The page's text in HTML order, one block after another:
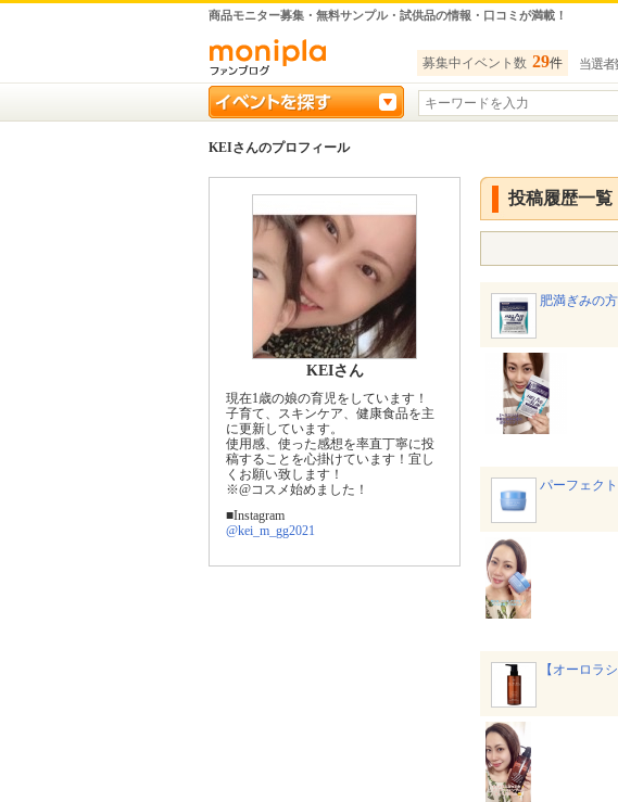
商品モニター募集・無料サンプル・試供品の情報・口コミが満載！
募集中イベント数 29件 当選者
KEIさんのプロフィール
KEIさん
現在1歳の娘の育児をしています！
子育て、スキンケア、健康食品を主
に更新しています。
使用感、使った感想を率直丁寧に投
稿することを心掛けています！宜し
くお願い致します！
※@コスメ始めました！
■Instagram
@kei_m_gg2021
投稿履歴一覧
肥満ぎみの
パーフェク
【オーロラ